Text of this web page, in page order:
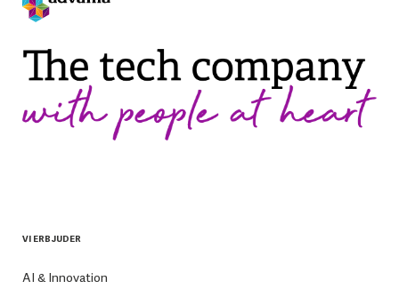
VI ERBJUDER
AI & Innovation